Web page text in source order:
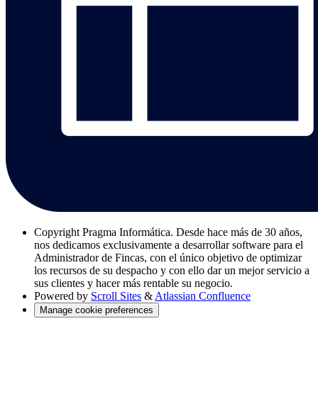
Copyright Pragma Informática. Desde hace más de 30 años,
nos dedicamos exclusivamente a desarrollar software para el
Administrador de Fincas, con el único objetivo de optimizar
los recursos de su despacho y con ello dar un mejor servicio a
sus clientes y hacer más rentable su negocio.
Powered by Scroll Sites & Atlassian Confluence
Manage cookie preferences